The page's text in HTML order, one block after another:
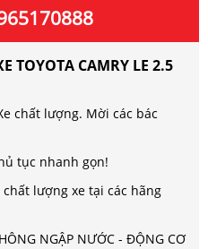
TOYOTA CAMRY LE 2.5
chất lượng. Mời các bác
tục nhanh gọn!
lượng xe tại các hãng
NGẬP NƯỚC - ĐỘNG CƠ